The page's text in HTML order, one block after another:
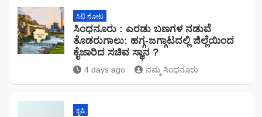
ಸಿಟಿ ನೋಟ
ಸಿಂಧನೂರು : ಎರಡು ಬಣಗಳ ನಡುವೆ
ತೊಡರುಗಾಲು: ಹಗ್ಗ-ಜಗ್ಗಾಟದಲ್ಲಿ ಜಿಲ್ಲೆಯಿಂದ
ಕೈಜಾರಿದ ಸಚಿವ ಸ್ಥಾನ ?
4 days ago ನಮ್ಮ ಸಿಂಧನೂರು
ಕೃಷಿ